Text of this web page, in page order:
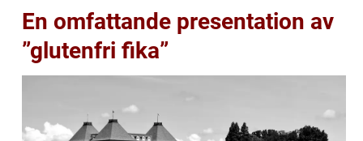
En omfattande presentation av
”glutenfri fika”